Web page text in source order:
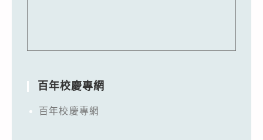
百年校慶專網
百年校慶專網